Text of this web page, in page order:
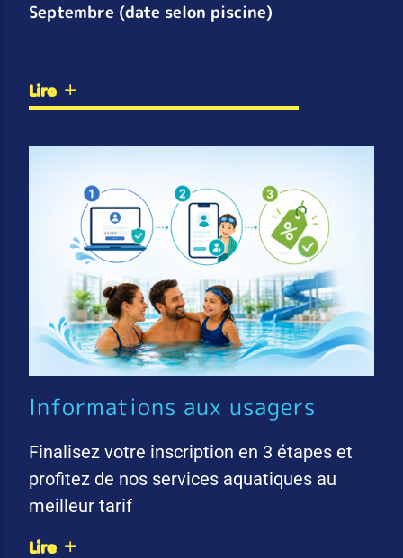
Septembre (date selon piscine)
Lire
Informations aux usagers
Finalisez votre inscription en 3 étapes et
profitez de nos services aquatiques au
meilleur tarif
Lire